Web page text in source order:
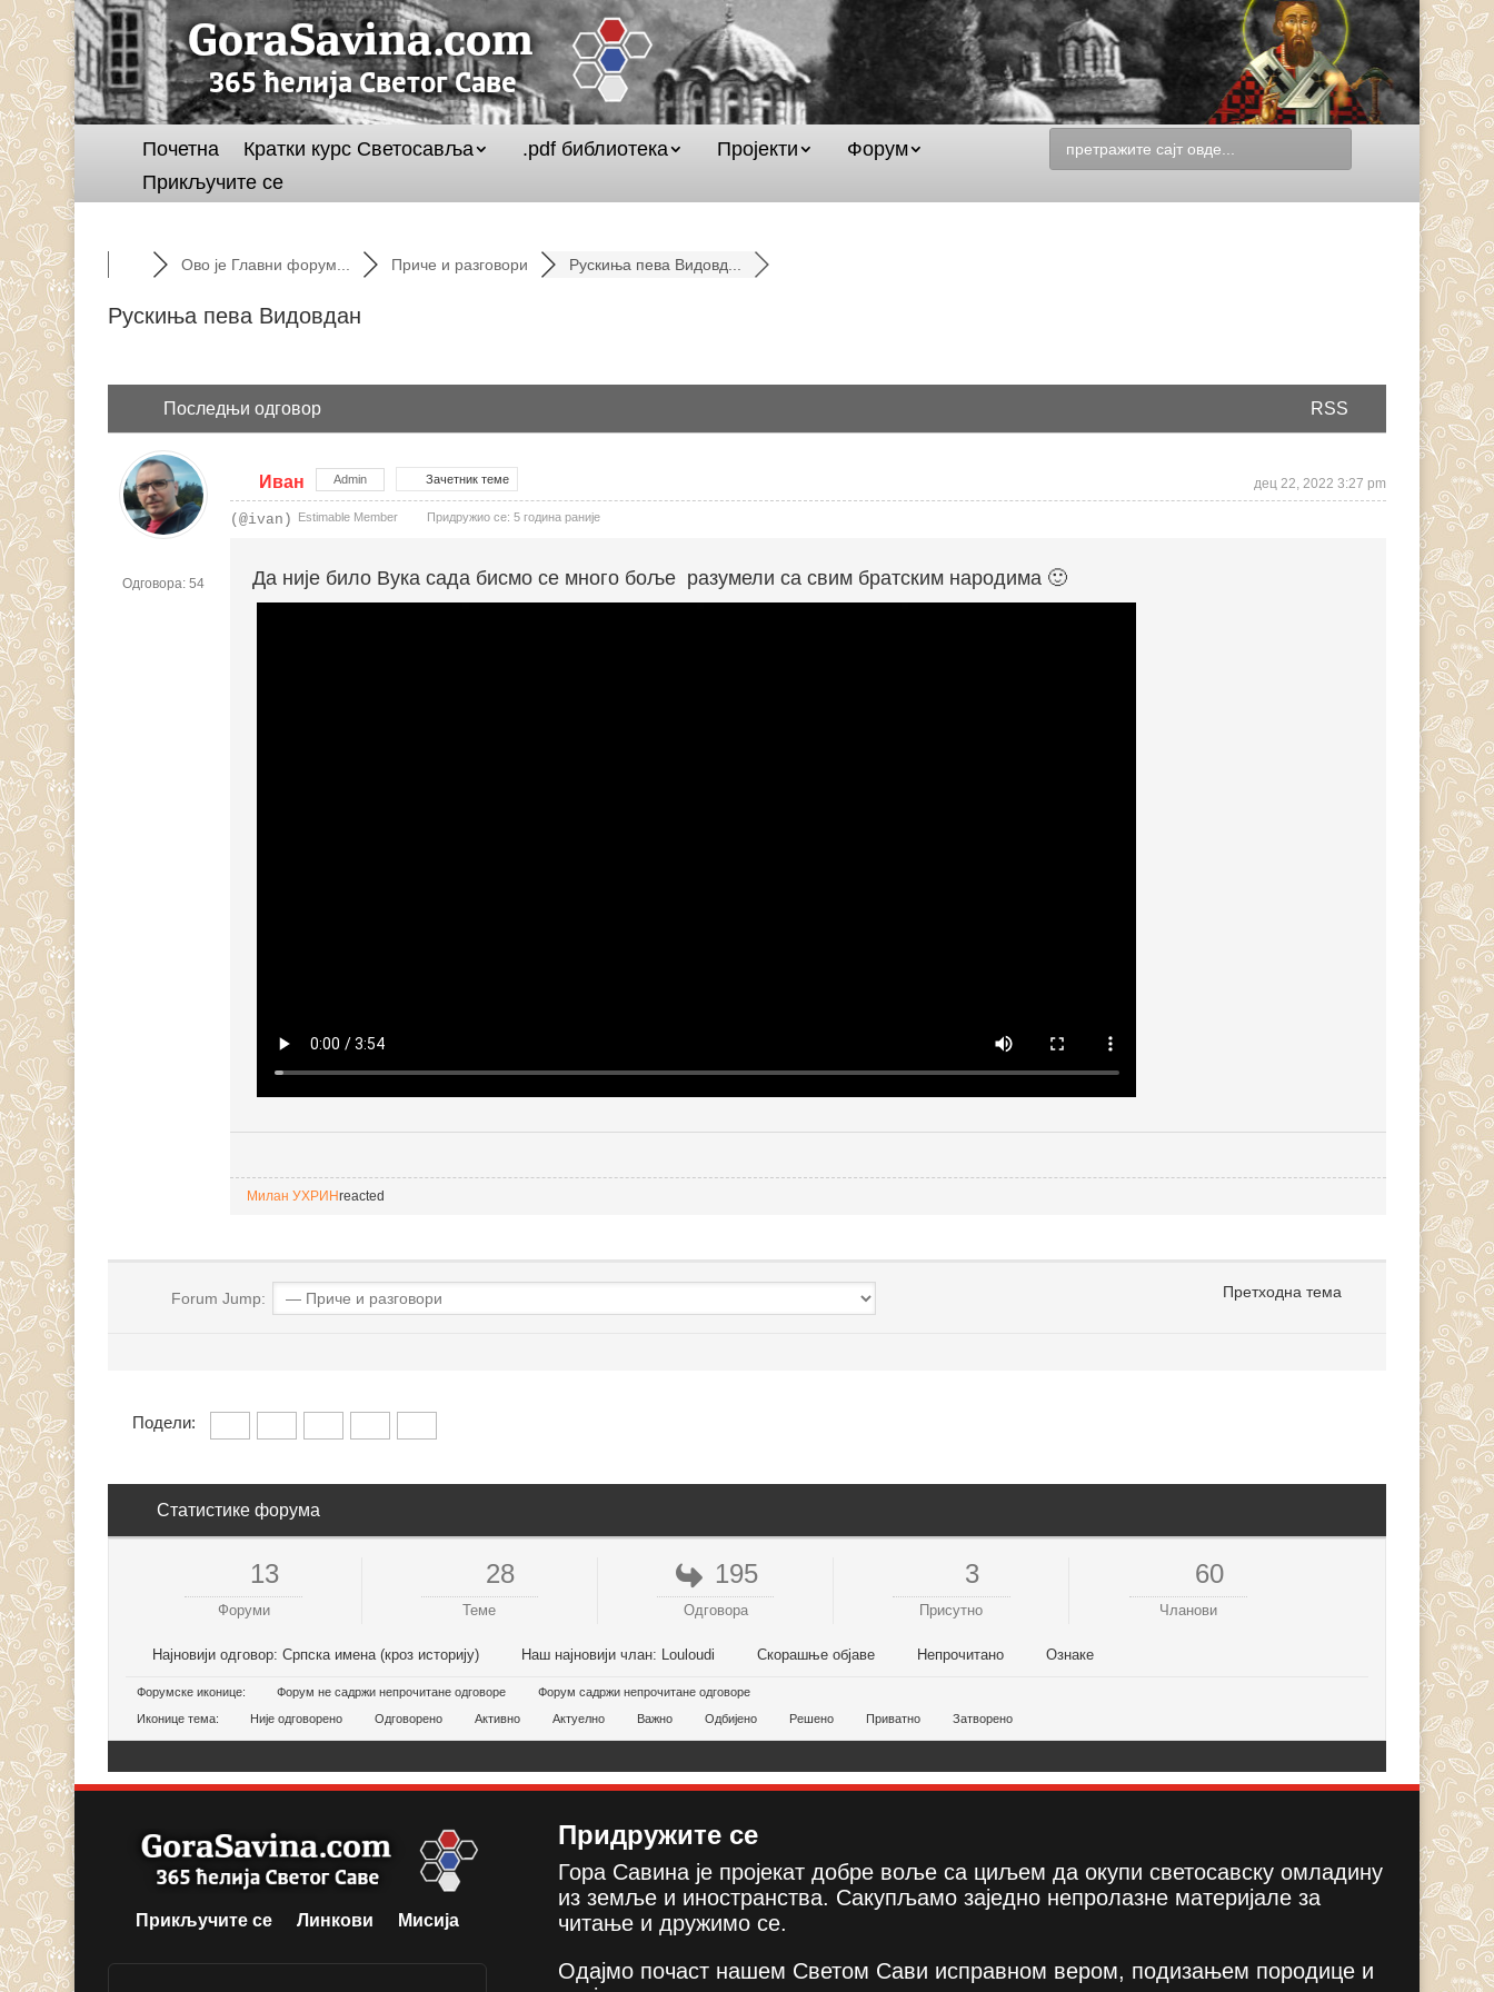
Почетна Кратки курс Светосавља .pdf библиотека Пројекти
Форум
Прикључите се
Ово је Главни форум... Приче и разговори Рускиња пева Видовд...
Рускиња пева Видовдан
Последњи одговор RSS
Одговора: 54
Иван Admin Зачетник теме дец 22, 2022 3:27 pm
(@ivan) Estimable Member Придружио се: 5 година раније
Да није било Вука сада бисмо се много боље разумели са свим братским народима 🙂
Милан УХРИНreacted
Forum Jump: Претходна тема
Подели:
Статистике форума
13
Форуми
28
Теме
195
Одговора
3
Присутно
60
Чланови
Најновији одговор:Српска имена (кроз историју) Наш најновији члан: Louloudi Скорашње објаве Непрочитано Ознаке
Форумске иконице: Форум не садржи непрочитане одговоре
Форум садржи непрочитане одговоре
Иконице тема:
Није одговорено Одговорено Активно Актуелно Важно Одбијено Решено Приватно Затворено
Прикључите се Линкови Мисија
Придружите се
Гора Савина је пројекат добре воље са циљем да окупи светосавску омладину
из земље и иностранства. Сакупљамо заједно непролазне материјале за
читање и дружимо се.
Одајмо почаст нашем Светом Сави исправном вером, подизањем породице и